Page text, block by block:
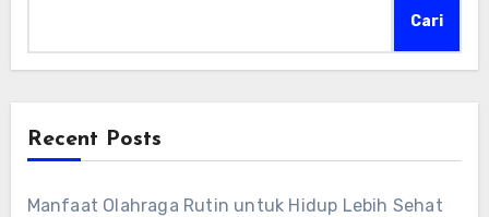
Cari
Recent Posts
Manfaat Olahraga Rutin untuk Hidup Lebih Sehat